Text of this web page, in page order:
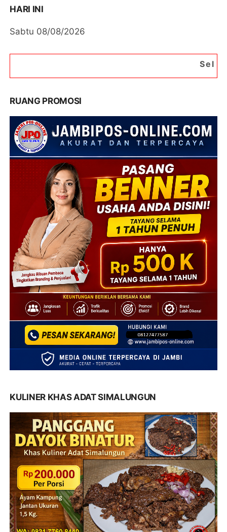
HARI INI
Sabtu 08/08/2026
Selamat Datang di
RUANG PROMOSI
KULINER KHAS ADAT SIMALUNGUN